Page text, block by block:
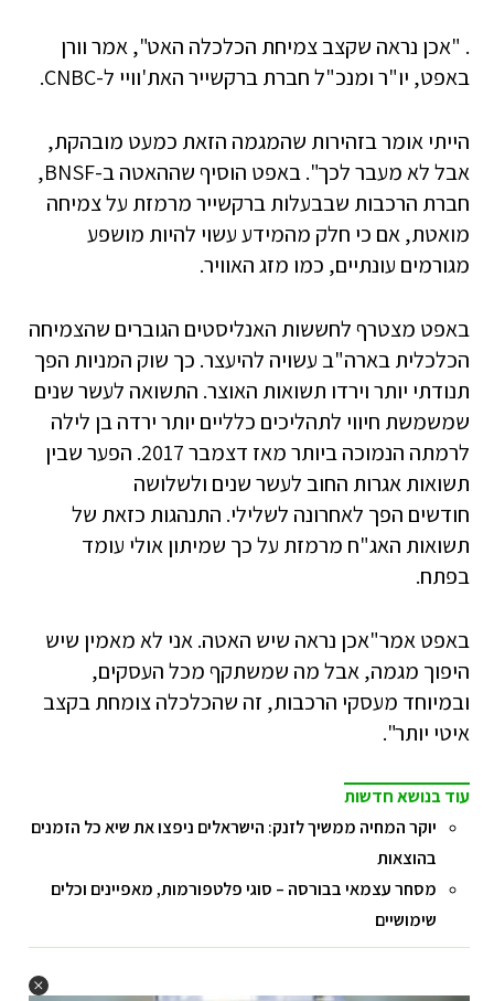
. "אכן נראה שקצב צמיחת הכלכלה האט", אמר וורן
באפט, יו"ר ומנכ"ל חברת ברקשייר האת'וויי ל-CNBC.
הייתי אומר בזהירות שהמגמה הזאת כמעט מובהקת,
אבל לא מעבר לכך". באפט הוסיף שההאטה ב-BNSF,
חברת הרכבות שבבעלות ברקשייר מרמזת על צמיחה
מואטת, אם כי חלק מהמידע עשוי להיות מושפע
מגורמים עונתיים, כמו מזג האוויר.
באפט מצטרף לחששות האנליסטים הגוברים שהצמיחה
הכלכלית בארה"ב עשויה להיעצר. כך שוק המניות הפך
תנודתי יותר וירדו תשואות האוצר. התשואה לעשר שנים
שמשמשת חיווי לתהליכים כלליים יותר ירדה בן לילה
לרמתה הנמוכה ביותר מאז דצמבר 2017. הפער שבין
תשואות אגרות החוב לעשר שנים ולשלושה
חודשים הפך לאחרונה לשלילי. התנהגות כזאת של
תשואות האג"ח מרמזת על כך שמיתון אולי עומד
בפתח.
באפט אמר"אכן נראה שיש האטה. אני לא מאמין שיש
היפוך מגמה, אבל מה שמשתקף מכל העסקים,
ובמיוחד מעסקי הרכבות, זה שהכלכלה צומחת בקצב
איטי יותר".
עוד בנושא חדשות
יוקר המחיה ממשיך לזנק: הישראלים ניפצו את שיא כל הזמנים
בהוצאות
מסחר עצמאי בבורסה – סוגי פלטפורמות, מאפיינים וכלים
שימושיים